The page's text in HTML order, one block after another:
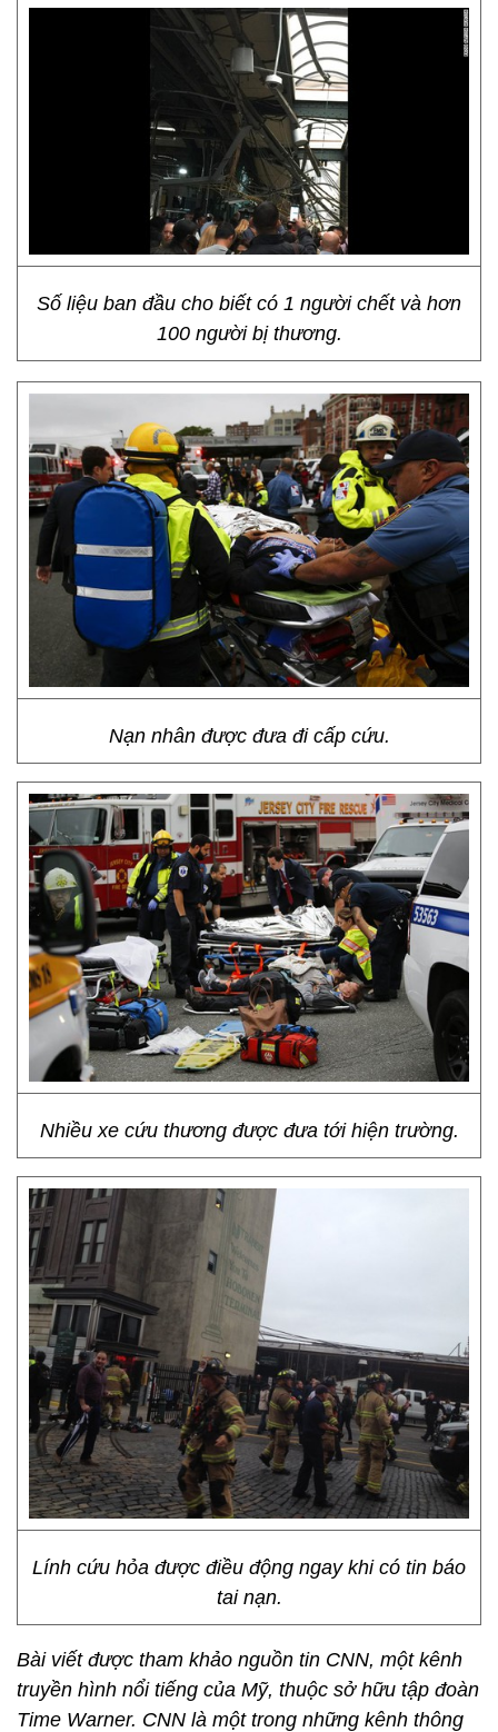
Số liệu ban đầu cho biết có 1 người chết và hơn
100 người bị thương.
Nạn nhân được đưa đi cấp cứu.
Nhiều xe cứu thương được đưa tới hiện trường.
Lính cứu hỏa được điều động ngay khi có tin báo
tai nạn.
Bài viết được tham khảo nguồn tin CNN, một kênh
truyền hình nổi tiếng của Mỹ, thuộc sở hữu tập đoàn
Time Warner. CNN là một trong những kênh thông